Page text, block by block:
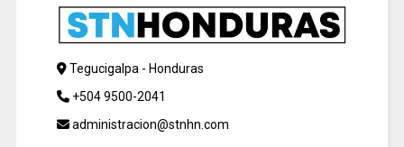
Tegucigalpa - Honduras
+504 9500-2041
administracion@stnhn.com